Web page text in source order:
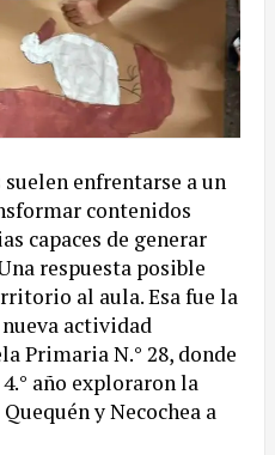
enfrentarse a un
contenidos
capaces de generar
respuesta posible
al aula. Esa fue la
actividad
Primaria N.° 28, donde
año exploraron la
y Necochea a